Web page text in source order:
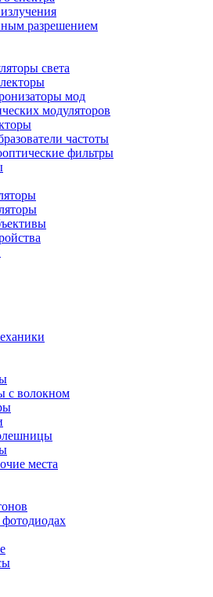
разрешением
света
мод
модуляторов
частоты
фильтры
с волокном
места